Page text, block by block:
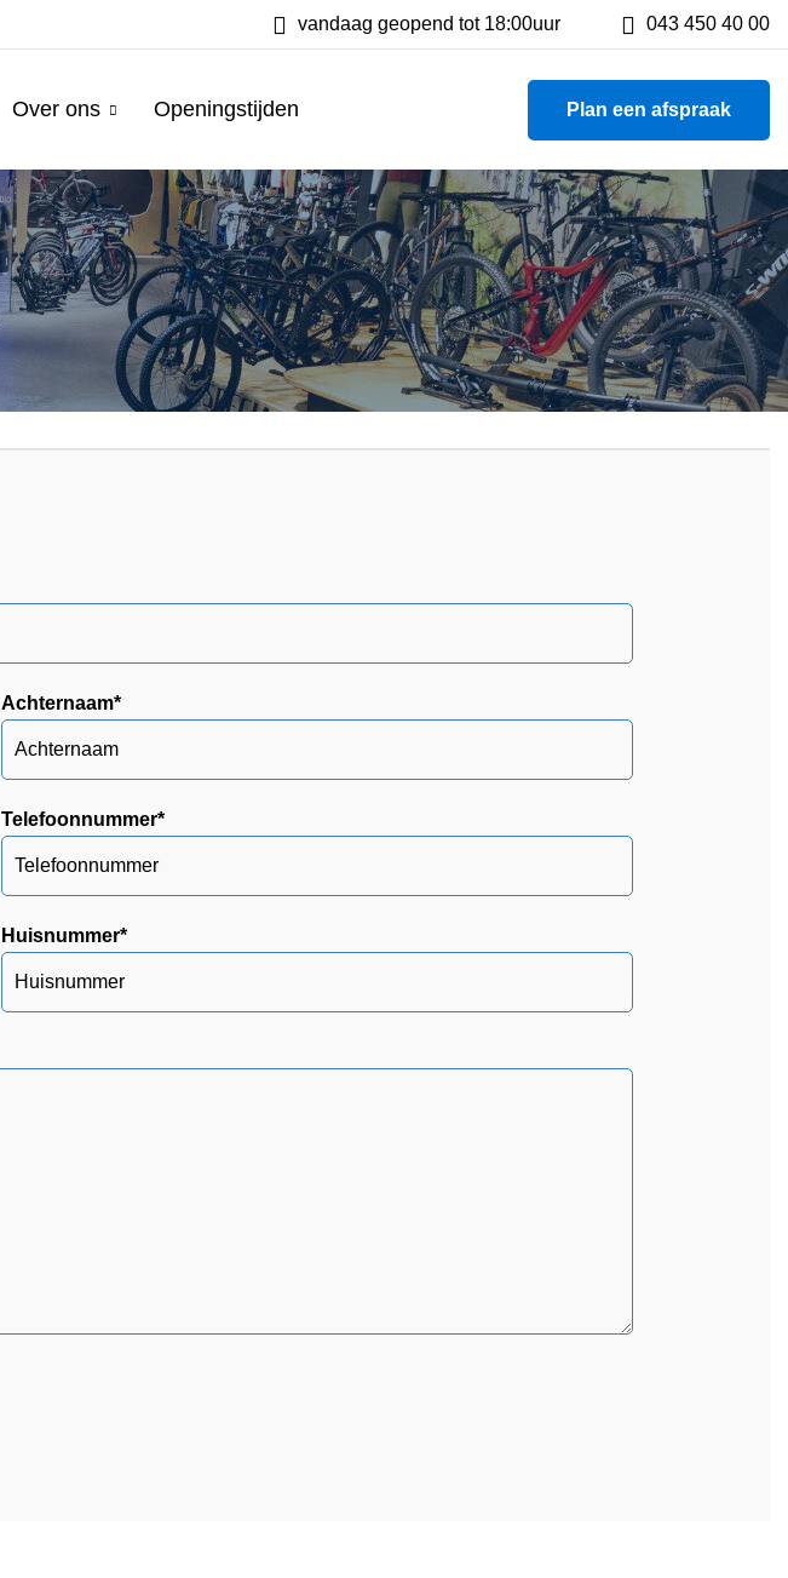
Ruim assortiment fietsen 800 m² showroom
vandaag geopend tot 18:00uur 043 450 40 00
Over ons Openingstijden Plan een afspraak
Achternaam*
Telefoonnummer*
Huisnummer*